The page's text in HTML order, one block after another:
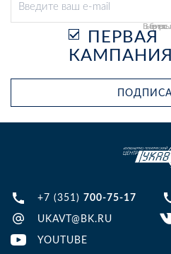
Выберите
ПЕРВАЯ
КАМПАНИЯ
+7 (351) 700-75-17
UKAVT@BK.RU
YOUTUBE